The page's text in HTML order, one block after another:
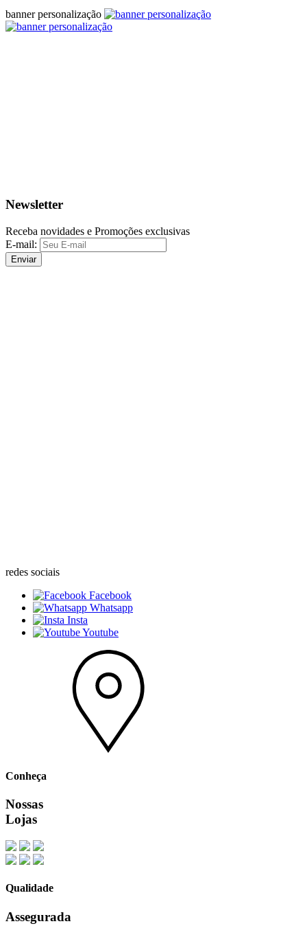
banner personalização
Newsletter
Receba novidades e Promoções exclusivas
E-mail:
Enviar
redes sociais
Facebook
Whatsapp
Insta
Youtube
Conheça
Nossas
Lojas
Qualidade
Assegurada